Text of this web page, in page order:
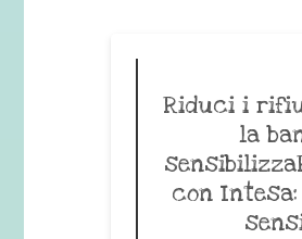
Riduci i
la
con